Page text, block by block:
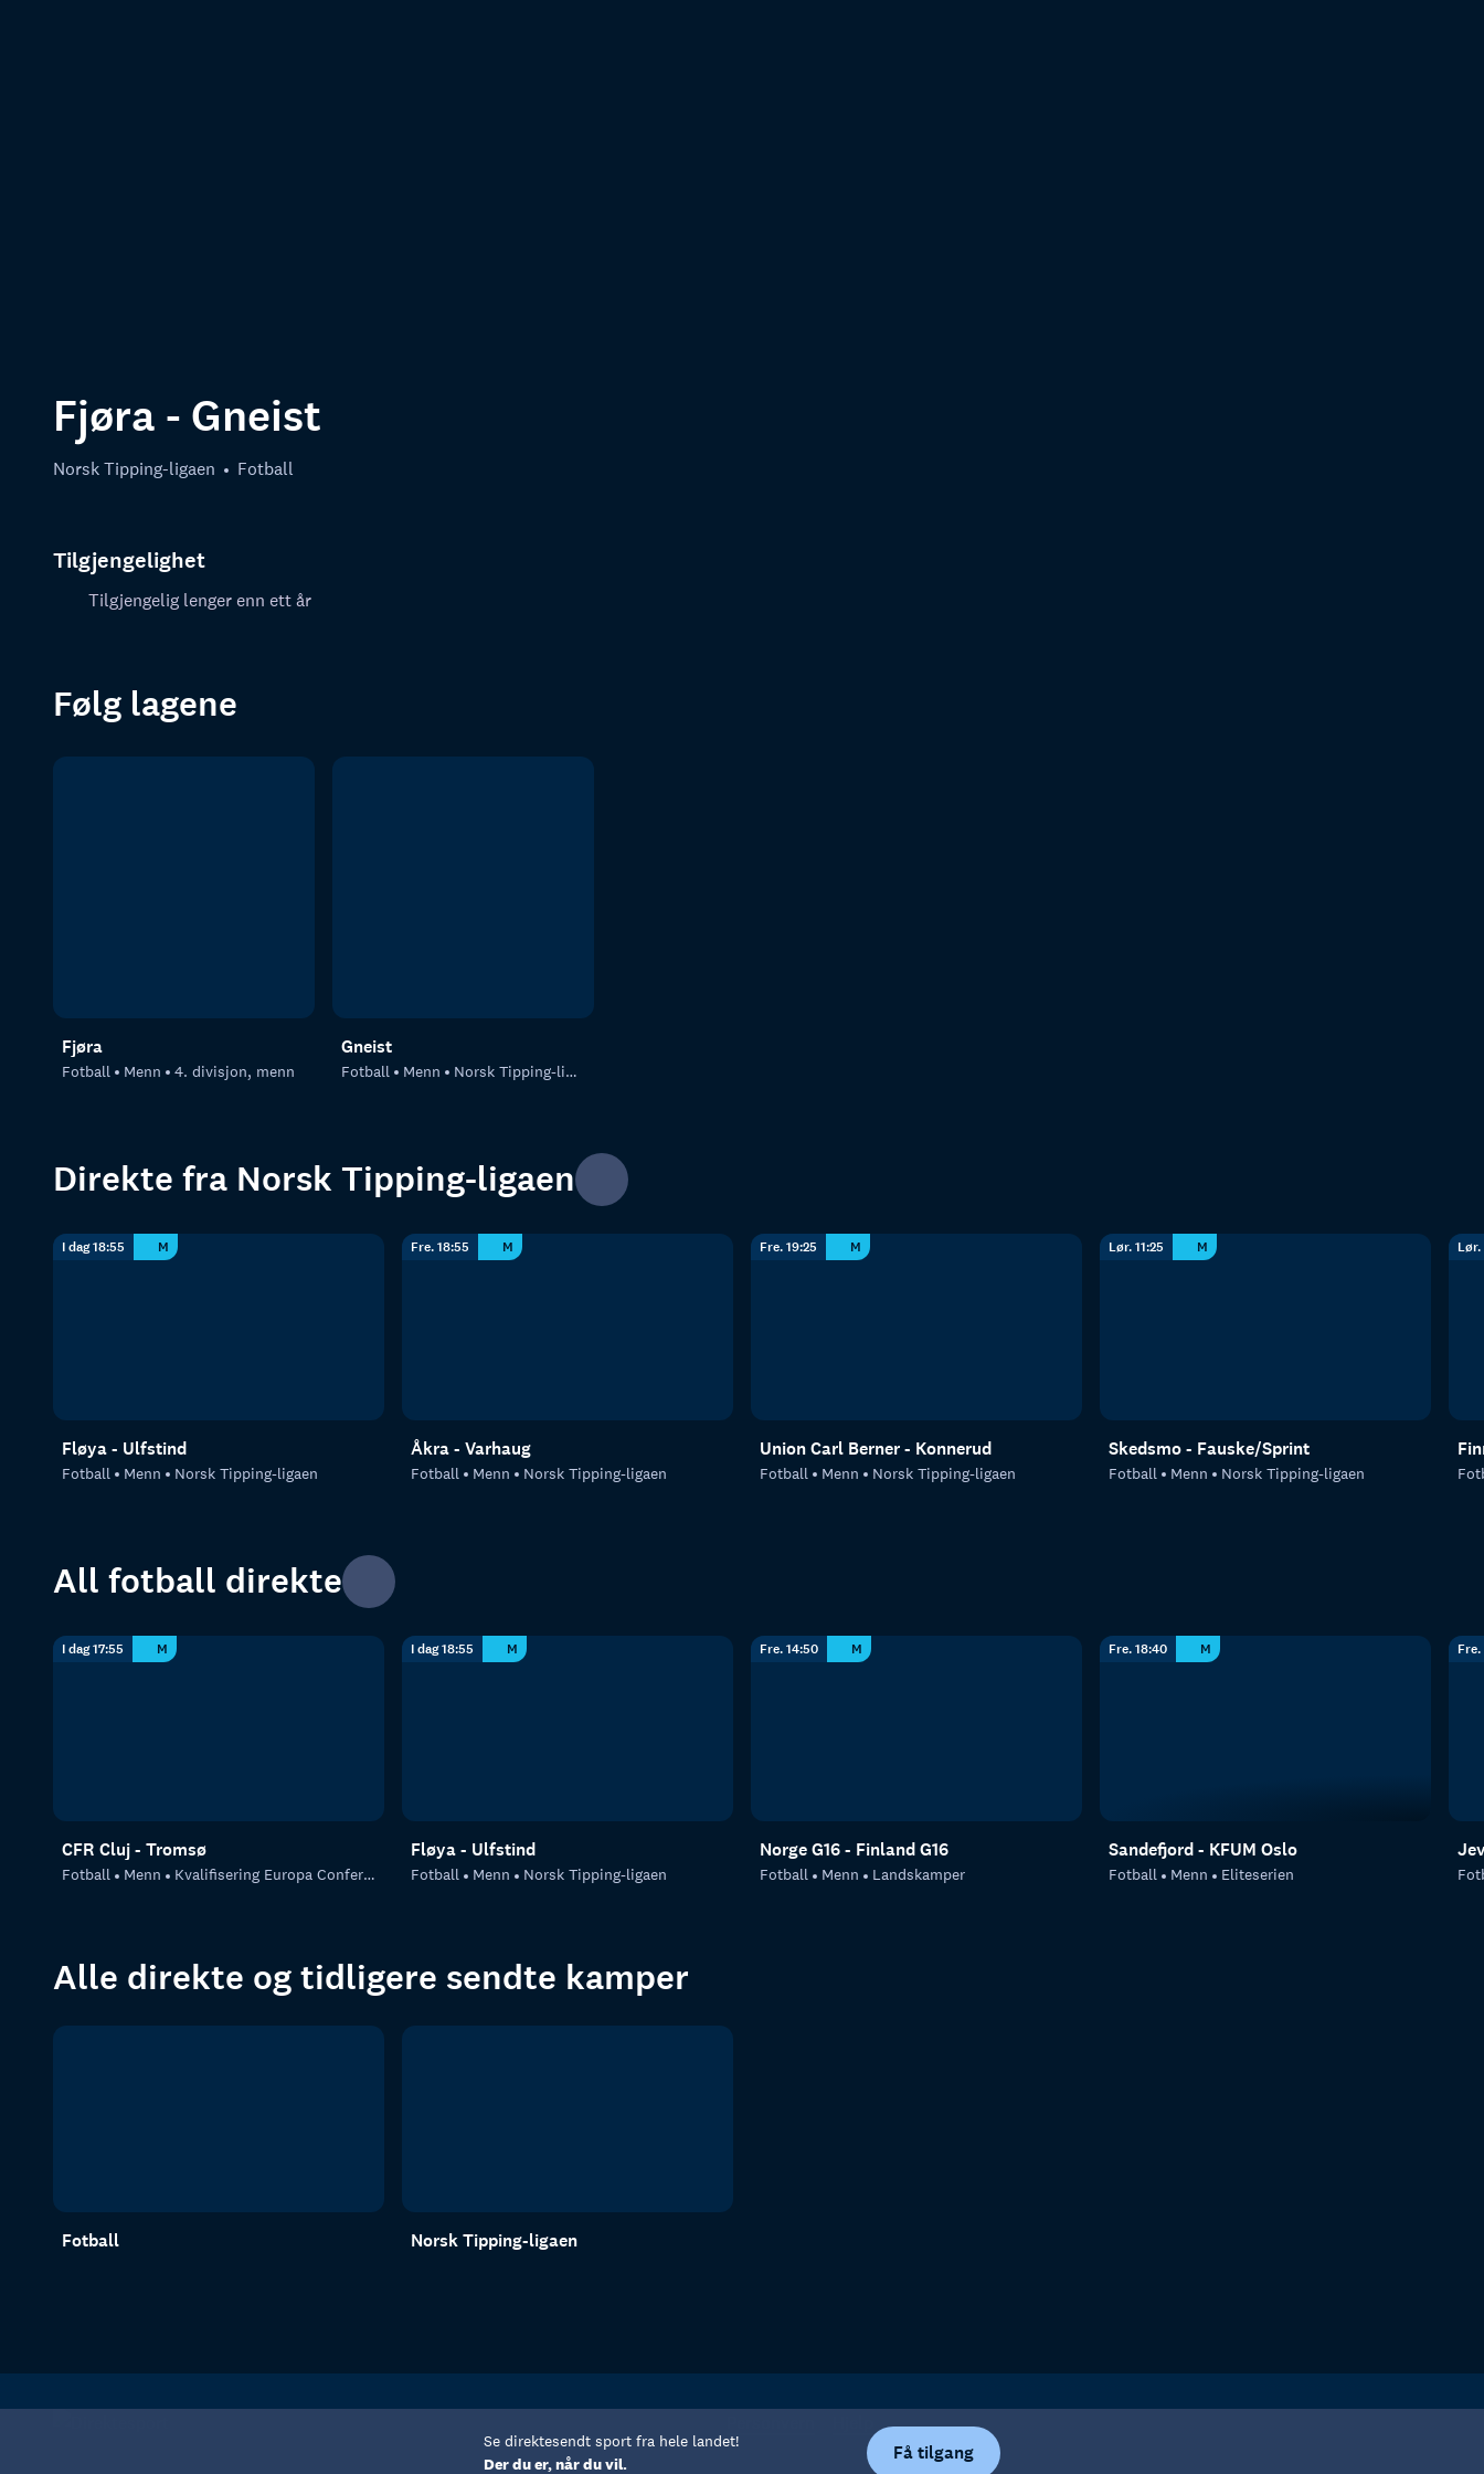
Se direktesendt sport fra hele landet!
Der du er, når du vil.
Få tilgang
Fjøra - Gneist
Norsk Tipping-ligaen Fotball
Tilgjengelighet
Tilgjengelig lenger enn ett år
Følg lagene
Fjøra
Fotball Menn 4. divisjon, menn
Gneist
Fotball Menn Norsk Tipping-ligaen
Direkte fra Norsk Tipping-ligaen
I dag 18:55 M
Fløya - Ulfstind
Fotball Menn Norsk Tipping-ligaen
Fre. 18:55 M
Åkra - Varhaug
Fotball Menn Norsk Tipping-ligaen
Fre. 19:25 M
Union Carl Berner - Konnerud
Fotball Menn Norsk Tipping-ligaen
Lør. 11:25 M
Skedsmo - Fauske/Sprint
Fotball Menn Norsk Tipping-ligaen
Lør.
All fotball direkte
I dag 17:55 M
CFR Cluj - Tromsø
Fotball Menn Kvalifisering Europa Conference League
I dag 18:55 M
Fløya - Ulfstind
Fotball Menn Norsk Tipping-ligaen
Fre. 14:50 M
Norge G16 - Finland G16
Fotball Menn Landskamper
Fre. 18:40 M
Sandefjord - KFUM Oslo
Fotball Menn Eliteserien
Fre.
Alle direkte og tidligere sendte kamper
Fotball Norsk Tipping-ligaen